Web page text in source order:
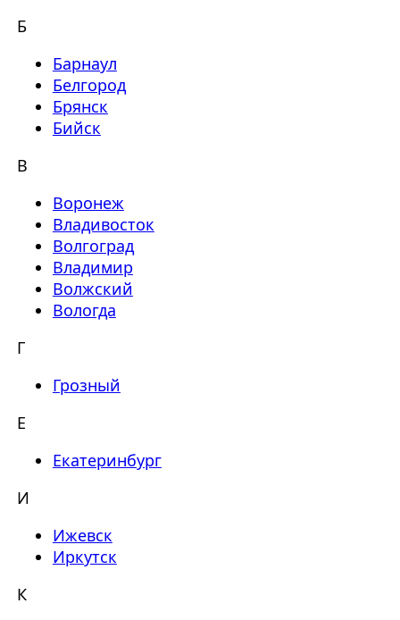
Б
Барнаул
Белгород
Брянск
Бийск
В
Воронеж
Владивосток
Волгоград
Владимир
Волжский
Вологда
Г
Грозный
Е
Екатеринбург
И
Ижевск
Иркутск
К